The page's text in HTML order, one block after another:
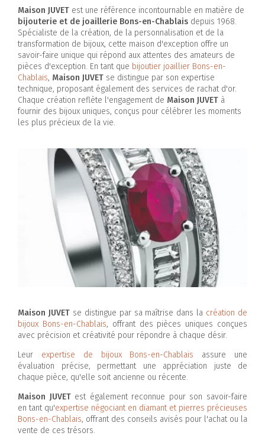
Maison JUVET est une référence incontournable en matière de
bijouterie et de joaillerie Bons-en-Chablais depuis 1968.
Spécialiste de la création, de la personnalisation et de la
transformation de bijoux, cette maison d'exception offre un
savoir-faire unique qui répond aux attentes des amateurs de
pièces d'exception. En tant que bijoutier joaillier Bons-en-
Chablais, Maison JUVET se distingue par son expertise
technique, proposant également des services de rachat d'or.
Chaque création reflète l'engagement de Maison JUVET à
fournir des bijoux uniques, conçus pour célébrer les moments
les plus précieux de la vie.
Maison JUVETse distingue par sa maîtrise dans la création de
bijoux Bons-en-Chablais, offrant des pièces uniques conçues
avec précision et créativité pour répondre à chaque désir.
Leur expertise de bijoux Bons-en-Chablais assure une
évaluation précise, permettant une appréciation juste de
chaque pièce, qu'elle soit ancienne ou récente.
Maison JUVETest également reconnue pour son savoir-faire
en tant qu'expertise négociant en diamant et pierres précieuses
Bons-en-Chablais, offrant des conseils avisés pour l'achat ou la
vente de ces trésors.